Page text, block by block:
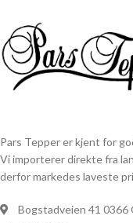
Pars Tepper er kjent for
Vi importerer direkte fra
derfor markedes laveste
Bogstadveien 41 0366